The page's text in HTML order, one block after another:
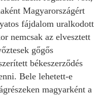
Magyarországért
fájdalom uralkodott
nemcsak az elvesztett
gőgős
békeszerződés
Bele lehetett-e
magyarként a